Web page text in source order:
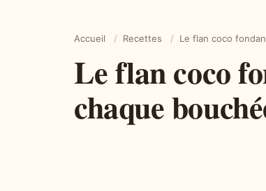
Accueil / Recettes / Le flan coco
Le flan coco
chaque